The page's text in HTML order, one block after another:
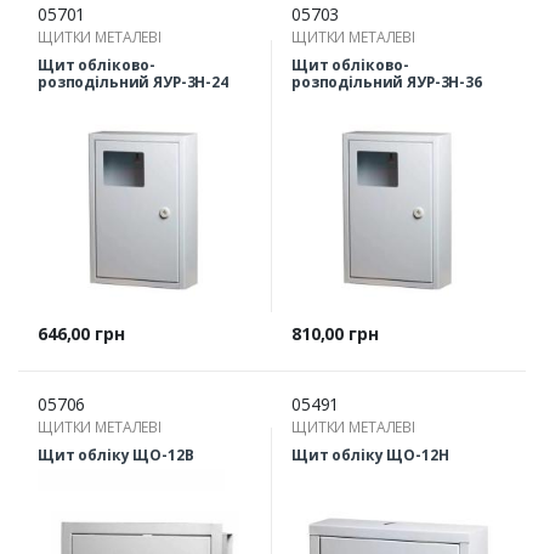
05701
ЩИТКИ МЕТАЛЕВІ
Щит обліково-
розподільний ЯУР-3Н-24
Ціна
646,00 грн
05703
ЩИТКИ МЕТАЛЕВІ
Щит обліково-
розподільний ЯУР-3Н-36
Ціна
810,00 грн
05706
ЩИТКИ МЕТАЛЕВІ
Щит обліку ЩО-12В
05491
ЩИТКИ МЕТАЛЕВІ
Щит обліку ЩО-12Н